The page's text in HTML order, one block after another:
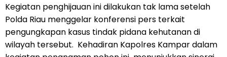
Kegiatan penghijauan ini dilakukan tak lama setelah
Polda Riau menggelar konferensi pers terkait
pengungkapan kasus tindak pidana kehutanan di
wilayah tersebut. Kehadiran Kapolres Kampar dalam